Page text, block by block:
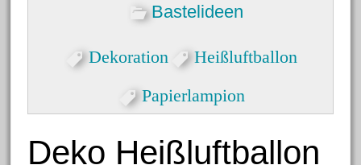
Bastelideen
Dekoration Heißluftballon
Papierlampion
Deko Heißluftballon